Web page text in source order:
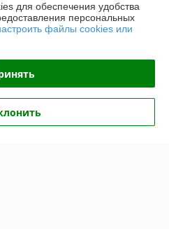
для обеспечения удобства
персональных
файлы cookies или